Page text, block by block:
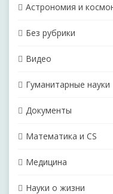
Астрономия и
Без рубрики
Видео
Гуманитарные науки
Документы
Математика и CS
Медицина
Науки о жизни